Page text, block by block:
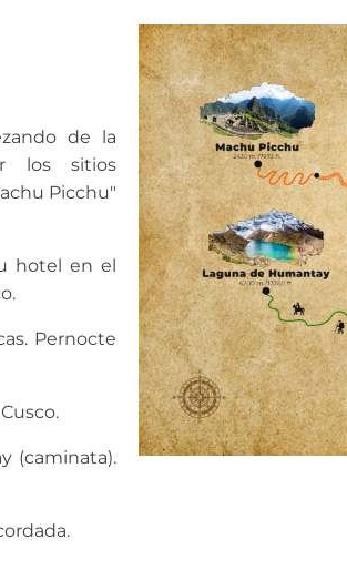
de la
los sitios
Picchu"
hotel en el
Pernocte
(caminata).